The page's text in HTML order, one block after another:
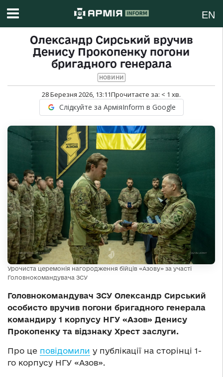
EN
Олександр Сирський вручив
Денису Прокопенку погони
бригадного генерала
НОВИНИ
28 Березня 2026, 13:11Прочитаєте за: < 1 хв.
Слідкуйте за АрміяInform в Google
Урочиста церемонія нагородження бійців «Азову» за участі
Головнокомандувача ЗСУ
Головнокомандувач ЗСУ Олександр Сирський
особисто вручив погони бригадного генерала
командиру 1 корпусу НГУ «Азов» Денису
Прокопенку та відзнаку Хрест заслуги.
Про це повідомили у публікації на сторінці 1-
го корпусу НГУ «Азов».